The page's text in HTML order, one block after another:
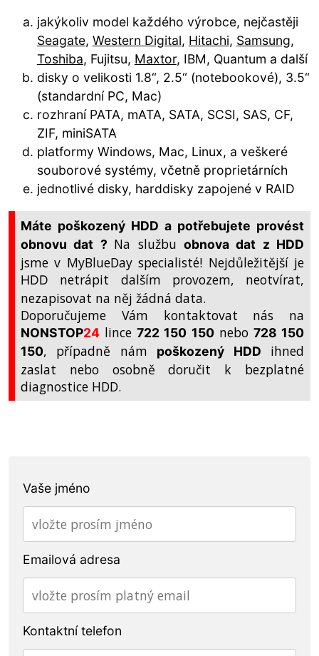
jakýkoliv model každého výrobce, nejčastěji
Seagate, Western Digital, Hitachi, Samsung,
Toshiba, Fujitsu, Maxtor, IBM, Quantum a další
disky o velikosti 1.8“, 2.5“ (notebookové), 3.5“
(standardní PC, Mac)
rozhraní PATA, mATA, SATA, SCSI, SAS, CF,
ZIF, miniSATA
platformy Windows, Mac, Linux, a veškeré
souborové systémy, včetně proprietárních
jednotlivé disky, harddisky zapojené v RAID
Máte poškozený HDD a potřebujete provést
obnovu dat ? Na službu obnova dat z HDD
jsme v MyBlueDay specialisté! Nejdůležitější je
HDD
netrápit dalším provozem, neotvírat,
nezapisovat na něj žádná data.
Doporučujeme Vám kontaktovat nás na
NONSTOP24lince722 150 150nebo728 150
150, případně nám poškozený HDD
ihned
zaslat nebo osobně doručit k bezplatné
diagnostice HDD.
Vaše jméno
Emailová adresa
Kontaktní telefon